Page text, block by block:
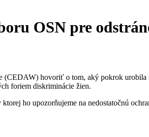
OSN pre
hovoriť o tom, aký pokrok urobila
foriem diskriminácie žien.
ktorej ho upozorňujeme na nedostatočnú